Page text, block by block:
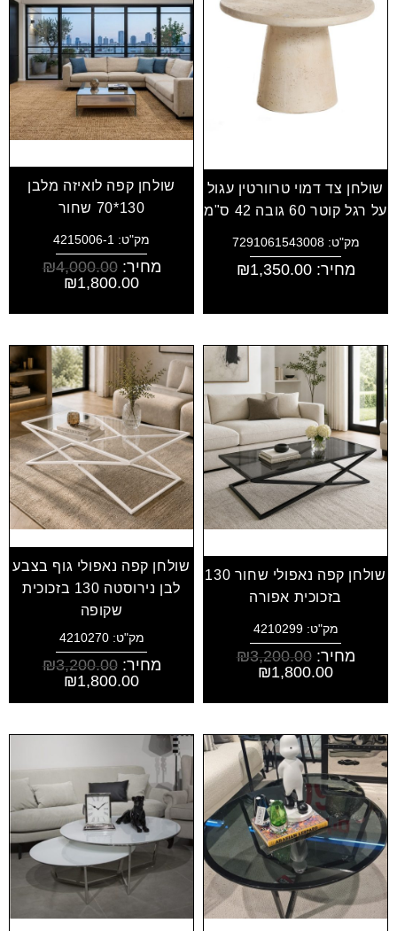
שולחן צד דמוי טרוורטין עגול
על רגל קוטר 60 גובה 42 ס"מ
מק"ט: 7291061543008
מחיר: ₪1,350.00
שולחן קפה לואיזה מלבן
130*70 שחור
מק"ט: 4215006-1
מחיר: ₪4,000.00
₪1,800.00
שולחן קפה נאפולי שחור 130
בזכוכית אפורה
מק"ט: 4210299
מחיר: ₪3,200.00
₪1,800.00
שולחן קפה נאפולי גוף בצבע
לבן נירוסטה 130 בזכוכית
שקופה
מק"ט: 4210270
מחיר: ₪3,200.00
₪1,800.00